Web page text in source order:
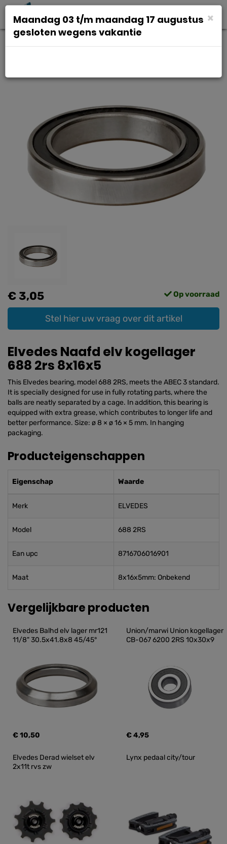
€ 3,05 Op voorraad
Stel hier uw vraag over dit artikel
Elvedes Naafd elv kogellager
688 2rs 8x16x5
This Elvedes bearing, model 688 2RS, meets the ABEC 3 standard.
It is specially designed for use in fully rotating parts, where the
balls are neatly separated by a cage. In addition, this bearing is
equipped with extra grease, which contributes to longer life and
better performance. Size: ø 8 × ø 16 × 5 mm. In hanging
packaging.
Producteigenschappen
Eigenschap Waarde
Merk ELVEDES
Model 688 2RS
Ean upc 8716706016901
Maat 8x16x5mm: Onbekend
Vergelijkbare producten
Elvedes Balhd elv lager mr121
11/8" 30.5x41.8x8 45/45°
€ 10,50
Union/marwi Union kogellager
CB-067 6200 2RS 10x30x9
€ 4,95
Elvedes Derad wielset elv
2x11t rvs zw
Lynx pedaal city/tour
×
Maandag 03 t/m maandag 17 augustus
gesloten wegens vakantie